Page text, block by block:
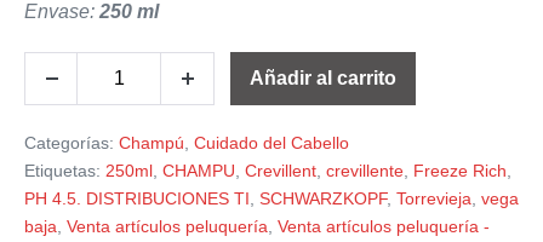
Envase: 250 ml
Añadir al carrito
Categorías: Champú Cuidado del Cabello
Etiquetas: 250ml CHAMPU Crevillent crevillente Freeze Rich
PH 4.5. DISTRIBUCIONES TI SCHWARZKOPF, Torrevieja vega
baja Venta artículos peluquería Venta artículos peluquería -